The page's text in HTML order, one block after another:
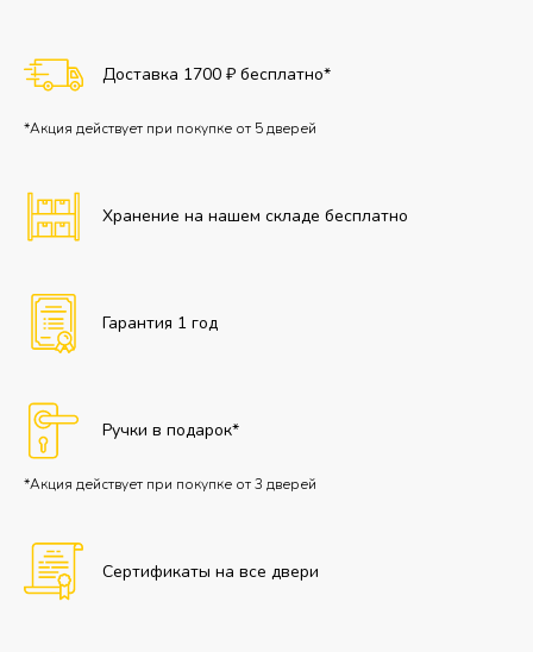
Доставка 1700 ₽ бесплатно*
*Акция действует при покупке от 5 дверей
Хранение на нашем складе бесплатно
Гарантия 1 год
Ручки в подарок*
*Акция действует при покупке от 3 дверей
Сертификаты на все двери